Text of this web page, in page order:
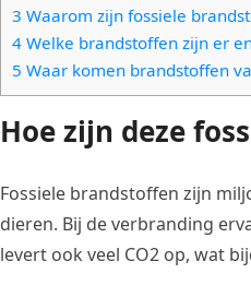
3 Waarom zijn fossiele
4 Welke brandstoffen zijn er
5 Waar komen brandstoffen
Hoe zijn deze
Fossiele brandstoffen zijn
dieren. Bij de verbranding
levert ook veel CO2 op, wat